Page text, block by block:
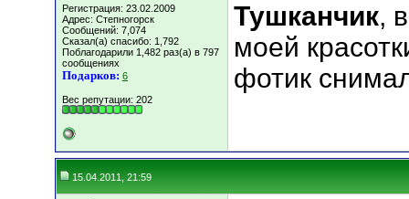
Регистрация: 23.02.2009
Адрес: Степногорск
Сообщений: 7,074
Сказал(а) спасибо: 1,792
Поблагодарили 1,482 раз(а) в 797
сообщениях
Подарков: 6
Вес репутации: 202
Тушканчик,
моей
фотик
15.04.2011, 21:59